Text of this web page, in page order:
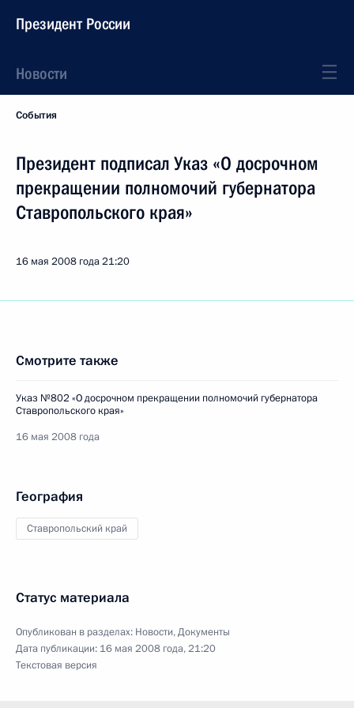
Президент России
Новости
События
Президент подписал Указ «О досрочном
прекращении полномочий губернатора
Ставропольского края»
16 мая 2008 года21:20
Смотрите также
Указ №802 «О досрочном прекращении полномочий губернатора
Ставропольского края»
16 мая 2008 года
География
Ставропольский край
Статус материала
Опубликован в разделах: Новости,Документы
Дата публикации: 16 мая 2008 года, 21:20
Текстовая версия